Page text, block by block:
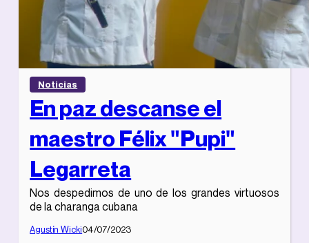
Noticias
En paz descanse el
maestro Félix "Pupi"
Legarreta
Nos despedimos de uno de los grandes virtuosos
de la charanga cubana
Agustín Wicki04/07/2023